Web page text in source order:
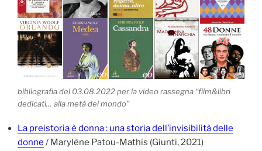
bibliografia del 03.08.2022 per la video rassegna “film&libri
dedicati… alla metà del mondo”
La preistoria è donna : una storia dell’invisibilità delle
donne / Marylène Patou-Mathis (Giunti, 2021)